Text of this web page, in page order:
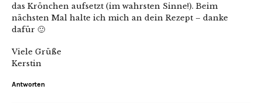
das Krönchen aufsetzt (im wahrsten Sinne!). Beim
nächsten Mal halte ich mich an dein Rezept – danke
dafür 🙂
Viele Grüße
Kerstin
Antworten